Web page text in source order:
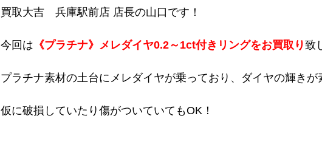
買取大吉　兵庫駅前店 店長の山口です！
今回は 《プラチナ》メレダイヤ0.2～1ct付きリングをお買取り致
プラチナ素材の土台にメレダイヤが乗っており、ダイヤの輝き
仮に破損していたり傷がついていてもOK！